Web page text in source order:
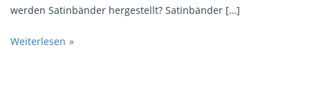
werden Satinbänder hergestellt? Satinbänder […]
Weiterlesen